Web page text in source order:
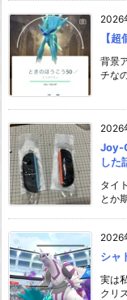
2026
【
背景
チな
2026
Joy-
した
タイ
とか
2026
シャ
実は
クリ